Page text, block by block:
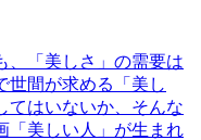
、「美しさ」の需要は
世間が求める「美し
てはいないか、そんな
「美しい人」が生まれ